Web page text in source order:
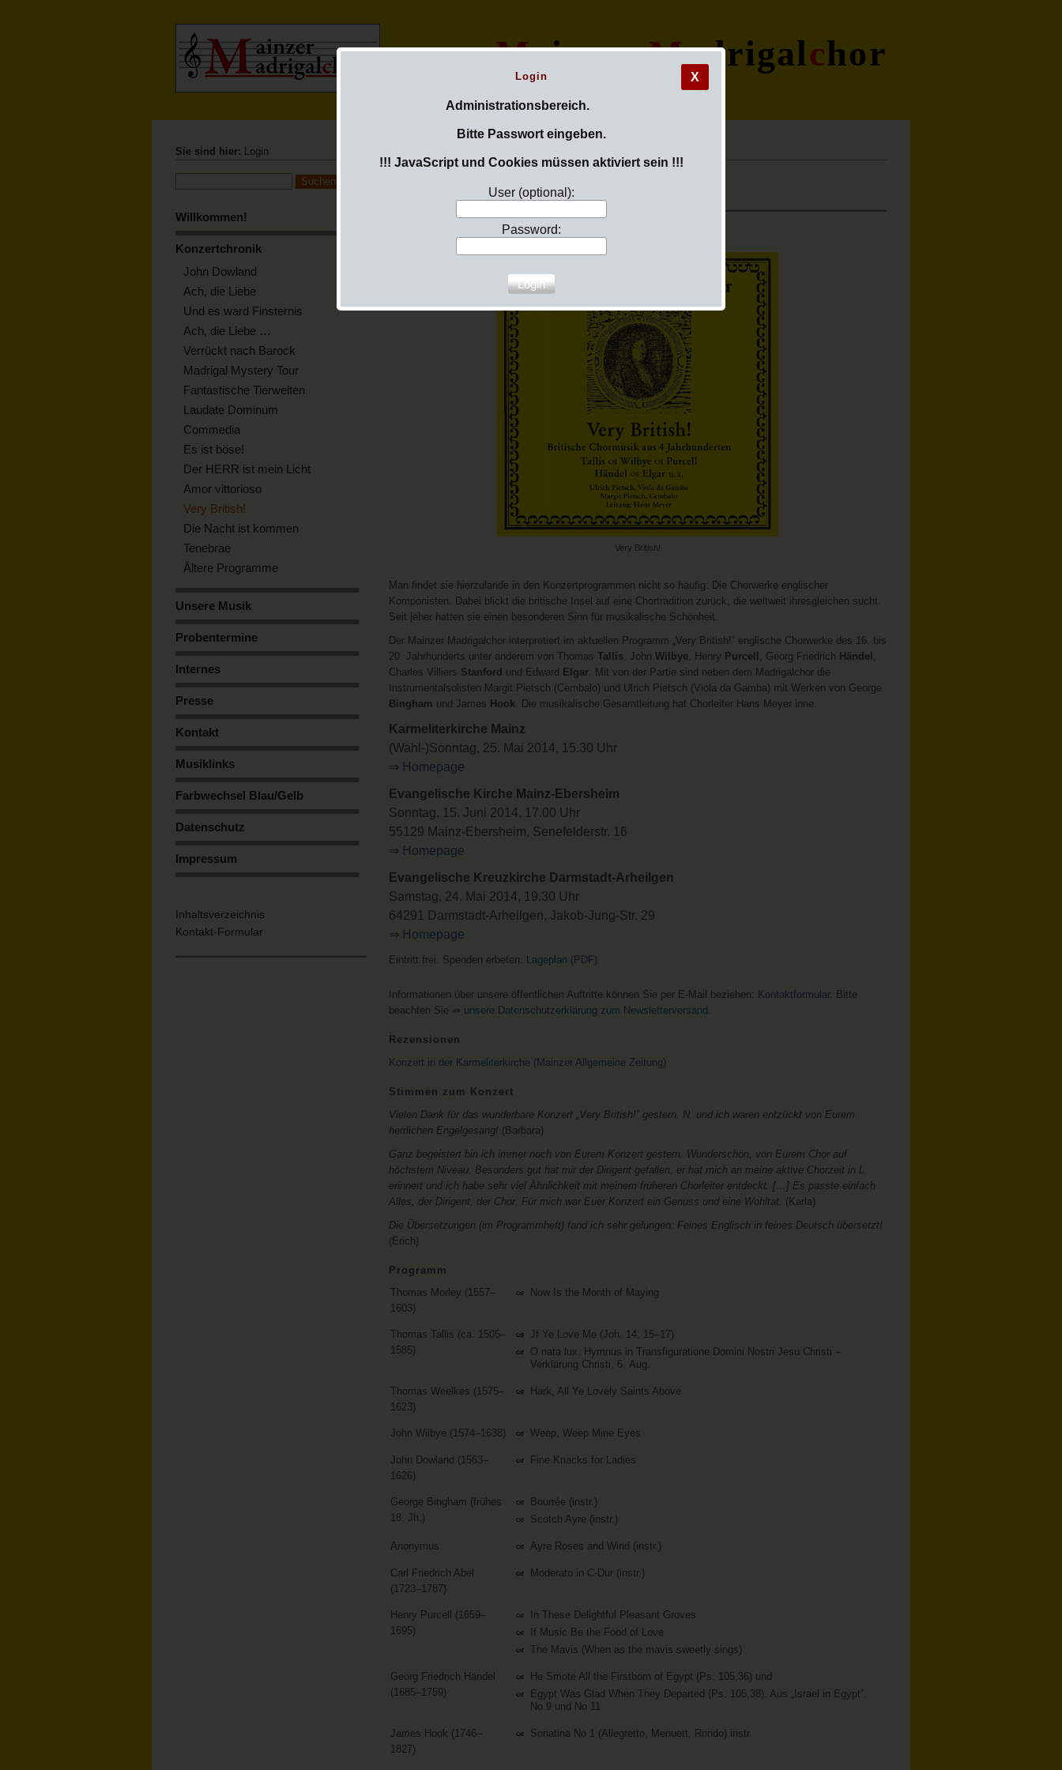
MainzerMadrigalchor
Sie sind hier: Login
Willkommen!
Konzertchronik
John Dowland
Ach, die Liebe
Und es ward Finsternis
Ach, die Liebe …
Verrückt nach Barock
Madrigal Mystery Tour
Fantastische Tierwelten
Laudate Dominum
Commedia
Es ist böse!
Der HERR ist mein Licht
Amor vittorioso
Very British!
Die Nacht ist kommen
Tenebrae
Ältere Programme
Unsere Musik
Probentermine
Internes
Presse
Kontakt
Musiklinks
Farbwechsel Blau/Gelb
Datenschutz
Impressum
Inhaltsverzeichnis
Kontakt-Formular
X
Login
Administrationsbereich.
Bitte Passwort eingeben.
!!! JavaScript und Cookies müssen aktiviert sein !!!
User (optional):
Password:
Britische Chormusik aus vier Jahrhunderten
Very British!
Man findet sie hierzulande in den Konzertprogrammen nicht so häufig: Die Chorwerke englischer
Komponisten. Dabei blickt die britische Insel auf eine Chortradition zurück, die weltweit ihresgleichen sucht.
Seit jeher hatten sie einen besonderen Sinn für musikalische Schönheit.
Der Mainzer Madrigalchor interpretiert im aktuellen Programm „Very British!” englische Chorwerke des 16. bis
20. Jahrhunderts unter anderem von Thomas Tallis, John Wilbye, Henry Purcell , Georg Friedrich Händel ,
Charles Villiers Stanford und Edward Elgar. Mit von der Partie sind neben dem Madrigalchor die
Instrumentalsolisten Margit Pietsch (Cembalo) und Ulrich Pietsch (Viola da Gamba) mit Werken von George
Bingham und James Hook. Die musikalische Gesamtleitung hat Chorleiter Hans Meyer inne.
Karmeliterkirche Mainz
(Wahl-)Sonntag, 25. Mai 2014, 15.30 Uhr
⇒ Homepage
Evangelische Kirche Mainz-Ebersheim
Sonntag, 15. Juni 2014, 17.00 Uhr
55129 Mainz-Ebersheim, Senefelderstr. 16
⇒ Homepage
Evangelische Kreuzkirche Darmstadt-Arheilgen
Samstag, 24. Mai 2014, 19.30 Uhr
64291 Darmstadt-Arheilgen, Jakob-Jung-Str. 29
⇒ Homepage
Eintritt frei. Spenden erbeten. Lageplan (PDF)
Informationen über unsere öffentlichen Auftritte können Sie per E-Mail beziehen: Kontaktformular. Bitte
beachten Sie ⇒ unsere Datenschutzerklärung zum Newsletterversand .
Rezensionen
Konzert in der Karmeliterkirche (Mainzer Allgemeine Zeitung)
Stimmen zum Konzert
Vielen Dank für das wunderbare Konzert „Very British!” gestern. N. und ich waren entzückt von Eurem
herrlichen Engelgesang! (Barbara)
Ganz begeistert bin ich immer noch von Eurem Konzert gestern. Wunderschön, von Eurem Chor auf
höchstem Niveau. Besonders gut hat mir der Dirigent gefallen, er hat mich an meine aktive Chorzeit in L.
erinnert und ich habe sehr viel Ähnlichkeit mit meinem früheren Chorleiter entdeckt. […] Es passte einfach
Alles, der Dirigent, der Chor. Für mich war Euer Konzert ein Genuss und eine Wohltat. (Karla)
Die Übersetzungen (im Programmheft) fand ich sehr gelungen: Feines Englisch in feines Deutsch übersetzt!
(Erich)
Programm
Thomas Morley (1557–
1603)
Now Is the Month of Maying
Thomas Tallis (ca. 1505–
1585)
Jf Ye Love Me (Joh. 14, 15–17)
O nata lux. Hymnus in Transfiguratione Domini Nostri Jesu Christi –
Verklärung Christi, 6. Aug.
Thomas Weelkes (1575–
1623)
Hark, All Ye Lovely Saints Above
John Wilbye (1574–1638) Weep, Weep Mine Eyes
John Dowland (1563–
1626)
Fine Knacks for Ladies
George Bingham (frühes
18. Jh.)
Bourrée (instr.)
Scotch Ayre (instr.)
Anonymus Ayre Roses and Wind (instr.)
Carl Friedrich Abel
(1723–1787)
Moderato in C-Dur (instr.)
Henry Purcell (1659–
1695)
In These Delightful Pleasant Groves
If Music Be the Food of Love
The Mavis (When as the mavis sweetly sings)
Georg Friedrich Händel
(1685–1759)
He Smote All the Firstborn of Egypt (Ps. 105,36) und
Egypt Was Glad When They Departed (Ps. 105,38). Aus „Israel in Egypt”,
No 9 und No 11
James Hook (1746–
1827)
Sonatina No 1 (Allegretto, Menuett, Rondo) instr.